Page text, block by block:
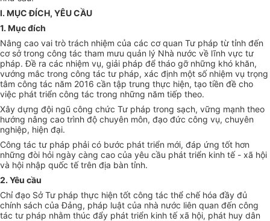
I. MỤC ĐÍCH, YÊU CẦU
1. Mục đích
Nâng cao vai trò trách nhiệm của các cơ quan Tư pháp từ tỉnh đến
cơ sở trong công tác tham mưu quản lý Nhà nước về lĩnh vực tư
pháp. Đề ra các nhiệm vụ, giải pháp để tháo gỡ những khó khăn,
vướng mắc trong công tác tư pháp, xác định một số nhiệm vụ trọng
tâm công tác năm 2016 cần tập trung thực hiện, tạo tiền đề cho
việc phát triển công tác trong những năm tiếp theo.
Xây dựng đội ngũ công chức Tư pháp trong sạch, vững mạnh theo
hướng nâng cao trình độ chuyên môn, đạo đức công vụ, chuyên
nghiệp, hiện đại.
Công tác tư pháp phải có bước phát triển mới, đáp ứng tốt hơn
những đòi hỏi ngày càng cao của yêu cầu phát triển kinh tế - xã hội
và hội nhập quốc tếtrên địa bàn tỉnh.
2. Yêu cầu
Chỉđạo SởTư pháp thực hiện tốt công tác thể chế hóa đầy đủ
chính sách của Đảng, pháp luật của nhà nước liên quan đến công
tác tư pháp nhằm thúc đẩy phát triển kinh tế xã hội, phát huy dân